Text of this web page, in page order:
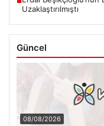
Uzaklaştırılmıştı
Güncel
08/08/2026